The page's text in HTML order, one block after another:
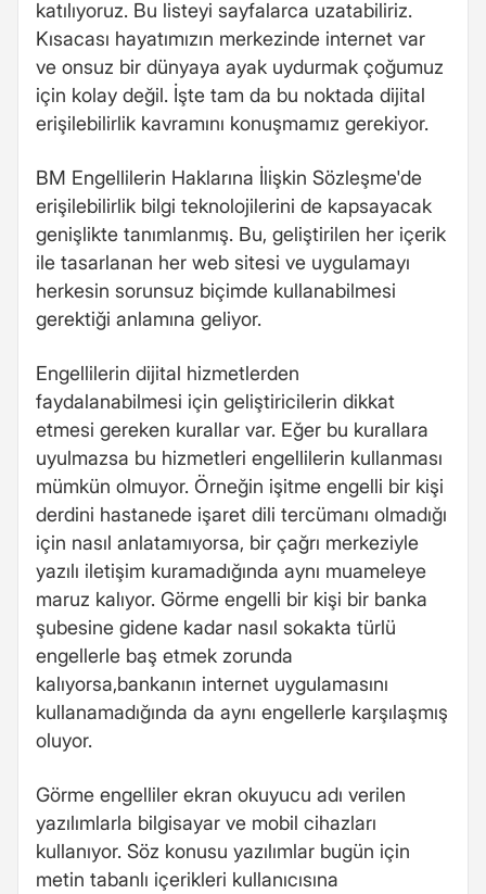
katılıyoruz. Bu listeyi sayfalarca uzatabiliriz.
Kısacası hayatımızın merkezinde internet var
ve onsuz bir dünyaya ayak uydurmak çoğumuz
için kolay değil. İşte tam da bu noktada dijital
erişilebilirlik kavramını konuşmamız gerekiyor.
BM Engellilerin Haklarına İlişkin Sözleşme'de
erişilebilirlik bilgi teknolojilerini de kapsayacak
genişlikte tanımlanmış. Bu, geliştirilen her içerik
ile tasarlanan her web sitesi ve uygulamayı
herkesin sorunsuz biçimde kullanabilmesi
gerektiği anlamına geliyor.
Engellilerin dijital hizmetlerden
faydalanabilmesi için geliştiricilerin dikkat
etmesi gereken kurallar var. Eğer bu kurallara
uyulmazsa bu hizmetleri engellilerin kullanması
mümkün olmuyor. Örneğin işitme engelli bir kişi
derdini hastanede işaret dili tercümanı olmadığı
için nasıl anlatamıyorsa, bir çağrı merkeziyle
yazılı iletişim kuramadığında aynı muameleye
maruz kalıyor. Görme engelli bir kişi bir banka
şubesine gidene kadar nasıl sokakta türlü
engellerle baş etmek zorunda
kalıyorsa,bankanın internet uygulamasını
kullanamadığında da aynı engellerle karşılaşmış
oluyor.
Görme engelliler ekran okuyucu adı verilen
yazılımlarla bilgisayar ve mobil cihazları
kullanıyor. Söz konusu yazılımlar bugün için
metin tabanlı içerikleri kullanıcısına